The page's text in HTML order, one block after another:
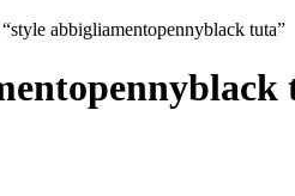
abbigliamentopennyblack tuta”